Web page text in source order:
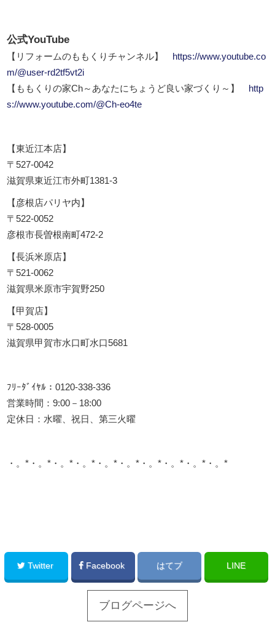
公式YouTube
【リフォームのももくりチャンネル】
https://www.youtube.co
m/@user-rd2tf5vt2i
【ももくりの家Ch～あなたにちょうど良い家づくり～】
http
s://www.youtube.com/@Ch-eo4te
【東近江本店】
〒527-0042
滋賀県東近江市外町1381-3
【彦根店パリヤ内】
〒522-0052
彦根市長曽根南町472-2
【長浜米原店】
〒521-0062
滋賀県米原市宇賀野250
【甲賀店】
〒528-0005
滋賀県甲賀市水口町水口5681
ﾌﾘｰﾀﾞｲﾔﾙ：0120-338-336
営業時間：9:00－18:00
定休日：水曜、祝日、第三火曜
・。*・。*・。*・。*・。*・。*・。*・。*・。*・。*
Twitter Facebook はてブ LINE
ブログページへ